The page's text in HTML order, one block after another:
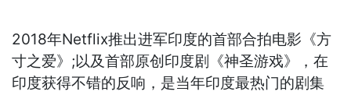
2018年Netflix推出进军印度的首部合拍电影《方
寸之爱》;以及首部原创印度剧《神圣游戏》，在
印度获得不错的反响，是当年印度最热门的剧集